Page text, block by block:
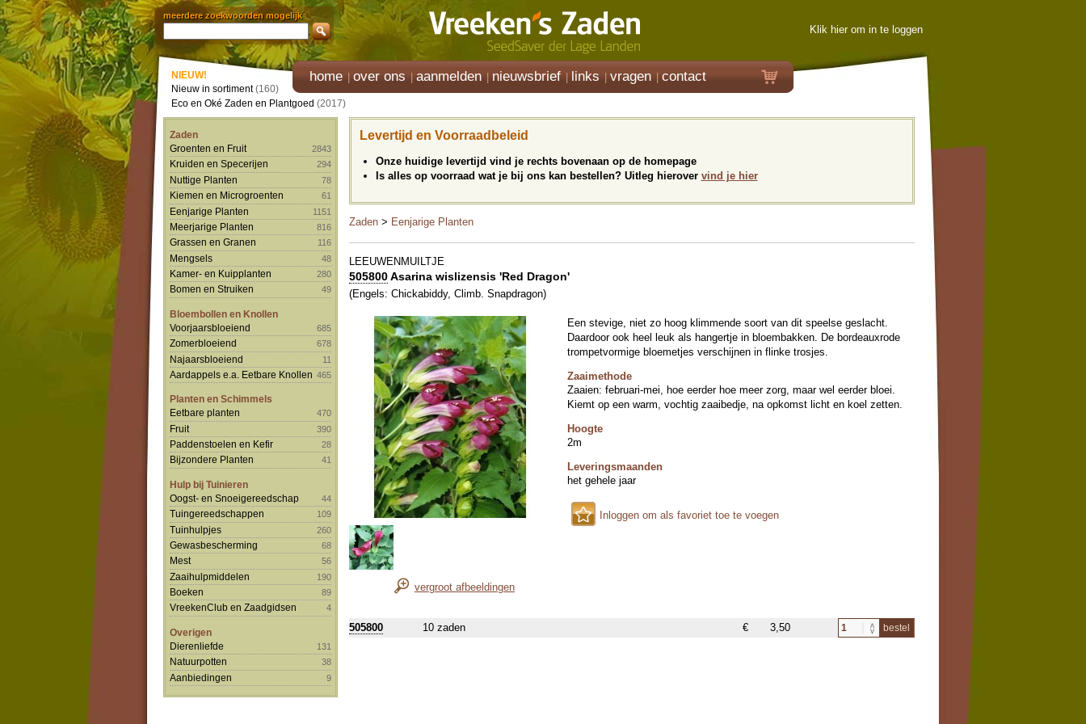
meerdere zoekwoorden mogelijk
Klik hier om in te loggen
home over ons aanmelden nieuwsbrief links vragen contact
NIEUW!
Nieuw in sortiment(160)
Eco en Oké Zaden en Plantgoed (2017)
Zaden
Groenten en Fruit
2843
Kruiden en Specerijen 294
Nuttige Planten 78
Kiemen en Microgroenten 61
Eenjarige Planten 1151
Meerjarige Planten 816
Grassen en Granen 116
Mengsels 48
Kamer- en Kuipplanten 280
Bomen en Struiken 49
Bloembollen en Knollen
Voorjaarsbloeiend
685
Zomerbloeiend 678
Najaarsbloeiend 11
Aardappels e.a. Eetbare Knollen 465
Planten en Schimmels
Eetbare planten
470
Fruit 390
Paddenstoelen en Kefir 28
Bijzondere Planten 41
Hulp bij Tuinieren
Oogst- en Snoeigereedschap
44
Tuingereedschappen 109
Tuinhulpjes 260
Gewasbescherming 68
Mest 56
Zaaihulpmiddelen 190
Boeken 89
VreekenClub en Zaadgidsen 4
Overigen
Dierenliefde
131
Natuurpotten 38
Aanbiedingen 9
Levertijd en Voorraadbeleid
Onze huidige levertijd vind je rechts bovenaan op de homepage
Is alles op voorraad wat je bij ons kan bestellen? Uitleg hierover vind je hier
Zaden > Eenjarige Planten
LEEUWENMUILTJE
505800Asarina wislizensis 'Red Dragon'
(Engels: Chickabiddy, Climb. Snapdragon)
vergroot afbeeldingen
Een stevige, niet zo hoog klimmende soort van dit speelse geslacht.
Daardoor ook heel leuk als hangertje in bloembakken. De bordeauxrode
trompetvormige bloemetjes verschijnen in flinke trosjes.
Zaaimethode
Zaaien: februari-mei, hoe eerder hoe meer zorg, maar wel eerder bloei.
Kiemt op een warm, vochtig zaaibedje, na opkomst licht en koel zetten.
Hoogte
2m
Leveringsmaanden
het gehele jaar
Inloggen om als favoriet toe te voegen
505800 10 zaden € 3,50 bestel